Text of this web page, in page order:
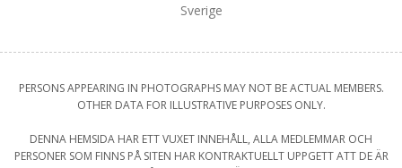
Sverige
PERSONS APPEARING IN PHOTOGRAPHS MAY NOT BE ACTUAL MEMBERS.
OTHER DATA FOR ILLUSTRATIVE PURPOSES ONLY.
DENNA HEMSIDA HAR ETT VUXET INNEHÅLL, ALLA MEDLEMMAR OCH
PERSONER SOM FINNS PÅ SITEN HAR KONTRAKTUELLT UPPGETT ATT DE ÄR